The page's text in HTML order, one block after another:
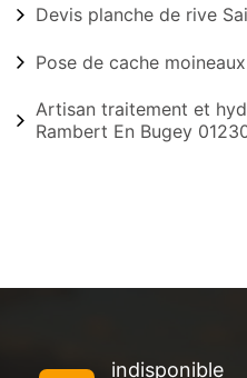
Devis planche de rive
Pose de cache
Artisan traitement et
Rambert En Bugey
indisponible